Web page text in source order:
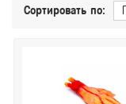
ВЕСЁЛАЯ ЗАТЕЯ
Сортировать по: